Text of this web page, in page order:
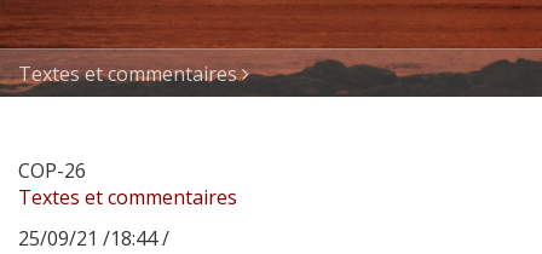
Textes et commentaires
COP-26
Textes et commentaires
25/09/21 /18:44 /